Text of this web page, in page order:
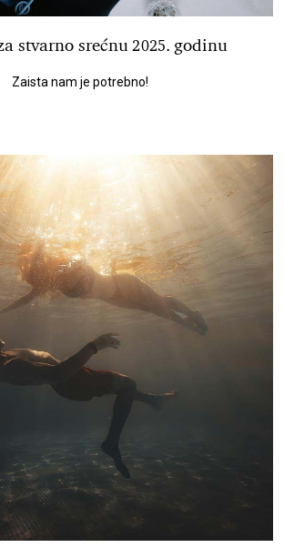
stvarno srećnu 2025. godinu
Zaista nam je potrebno!